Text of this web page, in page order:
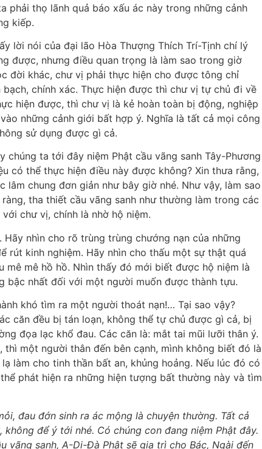
phải thọ lãnh quả báo xấu ác này trong những cảnh
kiếp.
lời nói của đại lão Hòa Thượng Thích Trí-Tịnh chí lý
được, nhưng điều quan trọng là làm sao trong giờ
đời khác, chư vị phải thực hiện cho được tông chỉ
chính xác. Thực hiện được thì chư vị tự chủ đi về
hiện được, thì chư vị là kẻ hoàn toàn bị động, nghiệp
những cảnh giới bất hợp ý. Nghĩa là tất cả mọi công
sử dụng được gì cả.
chúng ta tới đây niệm Phật cầu vãng sanh Tây-Phương
có thể thực hiện điều này được không? Xin thưa rằng,
chung đơn giản như bây giờ nhé. Như vậy, làm sao
tha thiết cầu vãng sanh như thường làm trong các
chư vị, chính là nhờ hộ niệm.
nhìn cho rõ trùng trùng chướng nạn của những
rút kinh nghiệm. Hãy nhìn cho thấu một sự thật quá
mê mê hồ hồ. Nhìn thấy đó mới biết được hộ niệm là
bậc nhất đối với một người muốn được thành tựu.
khó tìm ra một người thoát nạn!… Tại sao vậy?
căn đều bị tán loạn, không thể tự chủ được gì cả, bị
đọa lạc khổ đau. Các căn là: mắt tai mũi lưỡi thân ý.
một người thân đến bên cạnh, mình không biết đó là
làm cho tinh thần bất an, khủng hoảng. Nếu lúc đó có
phát hiện ra những hiện tượng bất thường này và tìm
đau đớn sinh ra ác mộng là chuyện thường. Tất cả
để ý tới nhé. Có chúng con đang niệm Phật đây.
vãng sanh, A-Di-Đà Phật sẽ gia trì cho Bác, Ngài đến